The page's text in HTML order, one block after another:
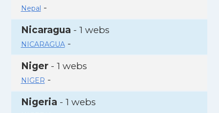
Nepal -
Nicaragua - 1 webs
NICARAGUA-
Niger- 1 webs
NIGER -
Nigeria - 1 webs